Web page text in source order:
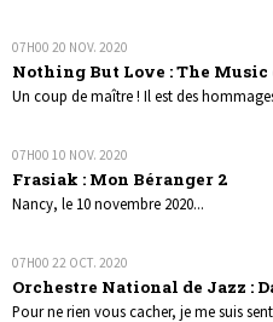
07H00 20 NOV. 2020
Nothing But Love : The
Un coup de maître ! Il est des
07H00 10 NOV. 2020
Frasiak : Mon Béranger 2
Nancy, le 10 novembre 2020...
07H00 22 OCT. 2020
Orchestre National de Jazz :
Pour ne rien vous cacher, je me suis